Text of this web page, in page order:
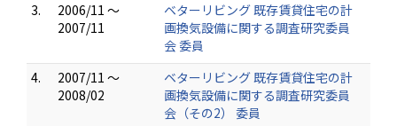
3.
2006/11 ～
2007/11
ベターリビング 既存賃貸住宅の計
画換気設備に関する調査研究委員
会 委員
4.
2007/11 ～
2008/02
ベターリビング 既存賃貸住宅の計
画換気設備に関する調査研究委員
会（その2） 委員